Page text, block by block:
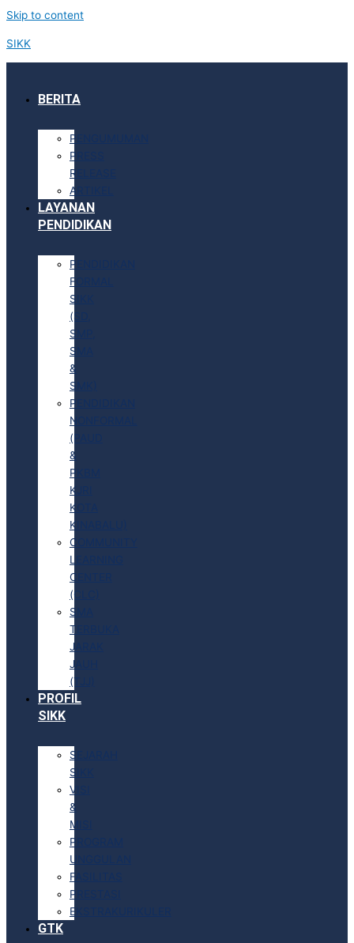
Skip to content
SIKK
BERITA
PENGUMUMAN
PRESS
RELEASE
ARTIKEL
LAYANAN
PENDIDIKAN
PENDIDIKAN
FORMAL
SIKK
(SD,
SMP,
SMA
&
SMK)
PENDIDIKAN
NONFORMAL
(PAUD
&
PKBM
KJRI
KOTA
KINABALU)
COMMUNITY
LEARNING
CENTER
(CLC)
SMA
TERBUKA
JARAK
JAUH
(TJJ)
PROFIL
SIKK
SEJARAH
SIKK
VISI
&
MISI
PROGRAM
UNGGULAN
FASILITAS
PRESTASI
EKSTRAKURIKULER
GTK